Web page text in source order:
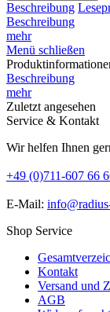
Beschreibung
Beschreibung
mehr
Menü schließen
Beschreibung
mehr
Zuletzt angesehen
Service & Kontakt
Wir helfen Ihnen
+49 (0)711-607 66
E-Mail:
Shop Service
Kontakt
Versand und
AGB